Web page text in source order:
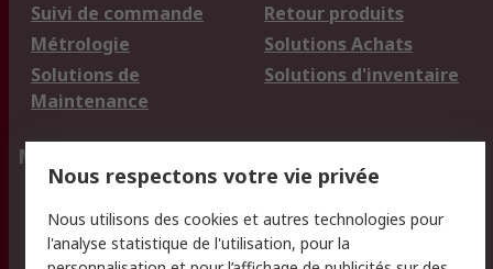
Suivi de commande
Retour produits
Métrologie
Solutions Achats
Solutions de
Maintenance
Solutions d'inventaire
Mentions Légales
du site
Politique de protection
Sécurité des E-mails
Nous respectons votre vie privée
Nous utilisons des cookies et autres technologies pour
l'analyse statistique de l'utilisation, pour la